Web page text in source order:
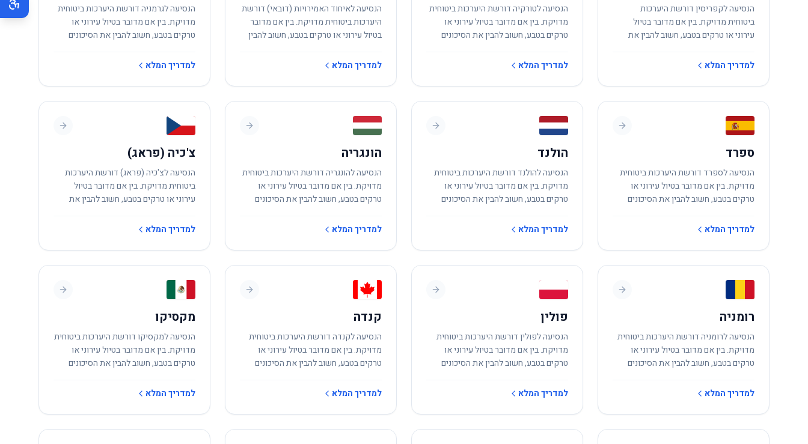
הנסיעה לקפריסין דורשת היערכות
ביטוחית מדויקת. בין אם מדובר בטיול
עירוני או טרקים בטבע, חשוב להבין את
למדריך המלא
הנסיעה לטורקיה דורשת היערכות ביטוחית
מדויקת. בין אם מדובר בטיול עירוני או
טרקים בטבע, חשוב להבין את הסיכונים
למדריך המלא
הנסיעה לאיחוד האמירויות (דובאי) דורשת
היערכות ביטוחית מדויקת. בין אם מדובר
בטיול עירוני או טרקים בטבע, חשוב להבין
למדריך המלא
הנסיעה לגרמניה דורשת היערכות ביטוחית
מדויקת. בין אם מדובר בטיול עירוני או
טרקים בטבע, חשוב להבין את הסיכונים
למדריך המלא
ספרד
הנסיעה לספרד דורשת היערכות ביטוחית
מדויקת. בין אם מדובר בטיול עירוני או
טרקים בטבע, חשוב להבין את הסיכונים
למדריך המלא
הולנד
הנסיעה להולנד דורשת היערכות ביטוחית
מדויקת. בין אם מדובר בטיול עירוני או
טרקים בטבע, חשוב להבין את הסיכונים
למדריך המלא
הונגריה
הנסיעה להונגריה דורשת היערכות ביטוחית
מדויקת. בין אם מדובר בטיול עירוני או
טרקים בטבע, חשוב להבין את הסיכונים
למדריך המלא
צ'כיה (פראג)
הנסיעה לצ'כיה (פראג) דורשת היערכות
ביטוחית מדויקת. בין אם מדובר בטיול
עירוני או טרקים בטבע, חשוב להבין את
למדריך המלא
רומניה
הנסיעה לרומניה דורשת היערכות ביטוחית
מדויקת. בין אם מדובר בטיול עירוני או
טרקים בטבע, חשוב להבין את הסיכונים
למדריך המלא
פולין
הנסיעה לפולין דורשת היערכות ביטוחית
מדויקת. בין אם מדובר בטיול עירוני או
טרקים בטבע, חשוב להבין את הסיכונים
למדריך המלא
קנדה
הנסיעה לקנדה דורשת היערכות ביטוחית
מדויקת. בין אם מדובר בטיול עירוני או
טרקים בטבע, חשוב להבין את הסיכונים
למדריך המלא
מקסיקו
הנסיעה למקסיקו דורשת היערכות ביטוחית
מדויקת. בין אם מדובר בטיול עירוני או
טרקים בטבע, חשוב להבין את הסיכונים
למדריך המלא